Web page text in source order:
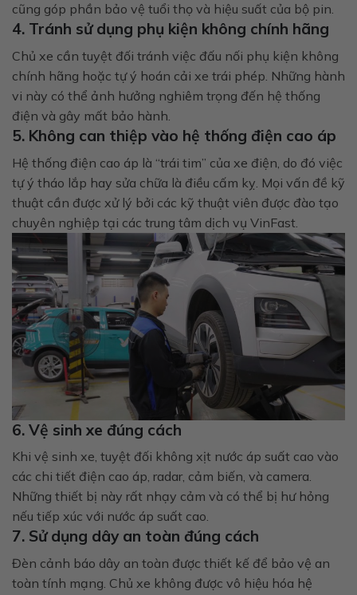
cũng góp phần bảo vệ tuổi thọ và hiệu suất của bộ pin.
4. Tránh sử dụng phụ kiện không chính hãng
Chủ xe cần tuyệt đối tránh việc đấu nối phụ kiện không
chính hãng hoặc tự ý hoán cải xe trái phép. Những hành
vi này có thể ảnh hưởng nghiêm trọng đến hệ thống
điện và gây mất bảo hành.
5. Không can thiệp vào hệ thống điện cao áp
Hệ thống điện cao áp là “trái tim” của xe điện, do đó việc
tự ý tháo lắp hay sửa chữa là điều cấm kỵ. Mọi vấn đề kỹ
thuật cần được xử lý bởi các kỹ thuật viên được đào tạo
chuyên nghiệp tại các trung tâm dịch vụ VinFast.
6. Vệ sinh xe đúng cách
Khi vệ sinh xe, tuyệt đối không xịt nước áp suất cao vào
các chi tiết điện cao áp, radar, cảm biến, và camera.
Những thiết bị này rất nhạy cảm và có thể bị hư hỏng
nếu tiếp xúc với nước áp suất cao.
7. Sử dụng dây an toàn đúng cách
Đèn cảnh báo dây an toàn được thiết kế để bảo vệ an
toàn tính mạng. Chủ xe không được vô hiệu hóa hệ